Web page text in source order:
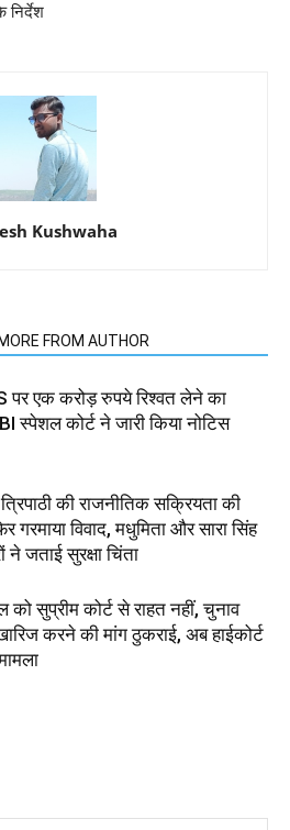
निर्देश
Kushwaha
MORE FROM AUTHOR
पर एक करोड़ रुपये रिश्वत लेने का
स्पेशल कोर्ट ने जारी किया नोटिस
की राजनीतिक सक्रियता की
गरमाया विवाद, मधुमिता और सारा सिंह
ने जताई सुरक्षा चिंता
सुप्रीम कोर्ट से राहत नहीं, चुनाव
करने की मांग ठुकराई, अब हाईकोर्ट